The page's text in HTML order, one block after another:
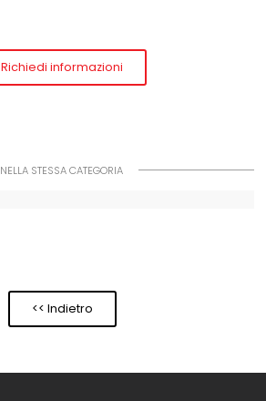
Richiedi informazioni
NELLA STESSA CATEGORIA
<< Indietro